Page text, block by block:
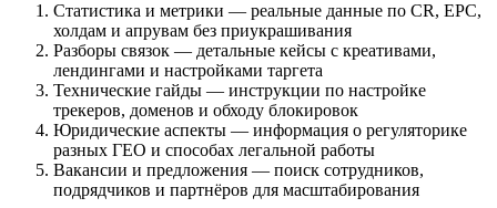
Статистика и метрики — реальные данные по CR, EPC,
холдам и апрувам без приукрашивания
Разборы связок — детальные кейсы с креативами,
лендингами и настройками таргета
Технические гайды — инструкции по настройке
трекеров, доменов и обходу блокировок
Юридические аспекты — информация о регуляторике
разных ГЕО и способах легальной работы
Вакансии и предложения — поиск сотрудников,
подрядчиков и партнёров для масштабирования